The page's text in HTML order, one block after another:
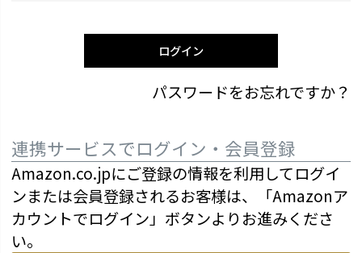
)
ログイン
パスワードをお忘れですか？
連携サービスでログイン・会員登録
Amazon.co.jpにご登録の情報を利用してログイ
ンまたは会員登録されるお客様は、「Amazonア
カウントでログイン」ボタンよりお進みくださ
い。